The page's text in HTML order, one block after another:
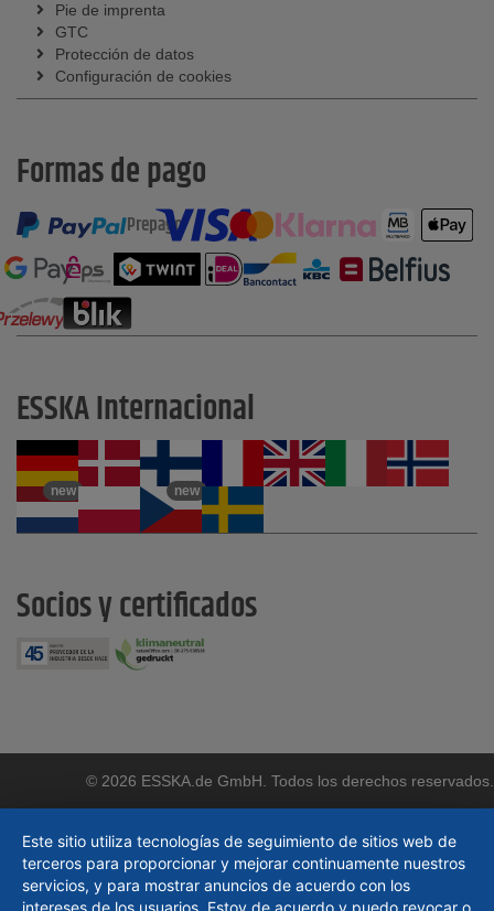
Pie de imprenta
GTC
Protección de datos
Configuración de cookies
Formas de pago
Prepago
ESSKA Internacional
new new
Socios y certificados
© 2026 ESSKA.de GmbH. Todos los derechos reservados.
Este sitio utiliza tecnologías de seguimiento de sitios web de
terceros para proporcionar y mejorar continuamente nuestros
servicios, y para mostrar anuncios de acuerdo con los
intereses de los usuarios. Estoy de acuerdo y puedo revocar o